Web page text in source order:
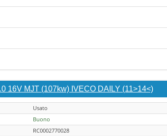
16V MJT (107kw) IVECO DAILY (11>14<)
Usato
Buono
RC0002770028